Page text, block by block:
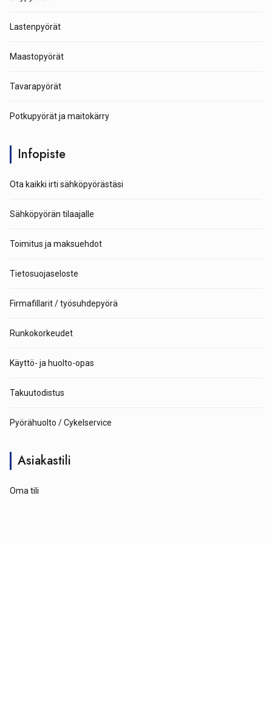
Lastenpyörät
Maastopyörät
Tavarapyörät
Potkupyörät ja maitokärry
Infopiste
Ota kaikki irti sähköpyörästäsi
Sähköpyörän tilaajalle
Toimitus ja maksuehdot
Tietosuojaseloste
Firmafillarit / työsuhdepyörä
Runkokorkeudet
Käyttö- ja huolto-opas
Takuutodistus
Pyörähuolto / Cykelservice
Asiakastili
Oma tili